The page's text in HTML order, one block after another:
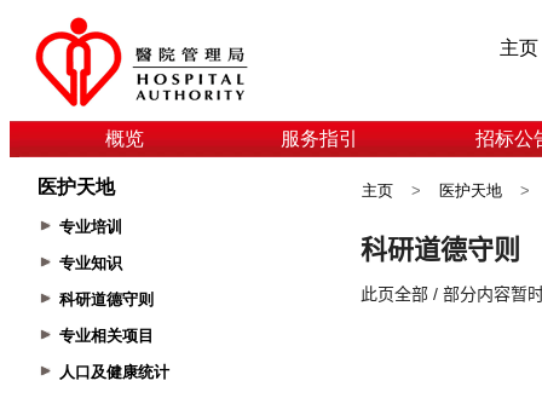
主页
概览 服务指引 招标公
医护天地
专业培训
专业知识
科研道德守则
专业相关项目
人口及健康统计
主页 > 医护天地 >